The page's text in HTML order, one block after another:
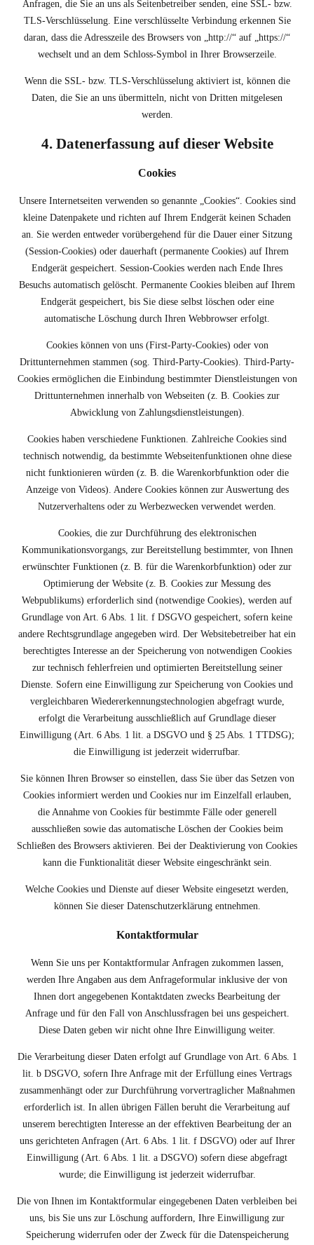
Anfragen, die Sie an uns als Seitenbetreiber senden, eine SSL- bzw.
TLS-Verschlüsselung. Eine verschlüsselte Verbindung erkennen Sie
daran, dass die Adresszeile des Browsers von „http://“ auf „https://“
wechselt und an dem Schloss-Symbol in Ihrer Browserzeile.
Wenn die SSL- bzw. TLS-Verschlüsselung aktiviert ist, können die
Daten, die Sie an uns übermitteln, nicht von Dritten mitgelesen
werden.
4. Datenerfassung auf dieser Website
Cookies
Unsere Internetseiten verwenden so genannte „Cookies“. Cookies sind
kleine Datenpakete und richten auf Ihrem Endgerät keinen Schaden
an. Sie werden entweder vorübergehend für die Dauer einer Sitzung
(Session-Cookies) oder dauerhaft (permanente Cookies) auf Ihrem
Endgerät gespeichert. Session-Cookies werden nach Ende Ihres
Besuchs automatisch gelöscht. Permanente Cookies bleiben auf Ihrem
Endgerät gespeichert, bis Sie diese selbst löschen oder eine
automatische Löschung durch Ihren Webbrowser erfolgt.
Cookies können von uns (First-Party-Cookies) oder von
Drittunternehmen stammen (sog. Third-Party-Cookies). Third-Party-
Cookies ermöglichen die Einbindung bestimmter Dienstleistungen von
Drittunternehmen innerhalb von Webseiten (z. B. Cookies zur
Abwicklung von Zahlungsdienstleistungen).
Cookies haben verschiedene Funktionen. Zahlreiche Cookies sind
technisch notwendig, da bestimmte Webseitenfunktionen ohne diese
nicht funktionieren würden (z. B. die Warenkorbfunktion oder die
Anzeige von Videos). Andere Cookies können zur Auswertung des
Nutzerverhaltens oder zu Werbezwecken verwendet werden.
Cookies, die zur Durchführung des elektronischen
Kommunikationsvorgangs, zur Bereitstellung bestimmter, von Ihnen
erwünschter Funktionen (z. B. für die Warenkorbfunktion) oder zur
Optimierung der Website (z. B. Cookies zur Messung des
Webpublikums) erforderlich sind (notwendige Cookies), werden auf
Grundlage von Art. 6 Abs. 1 lit. f DSGVO gespeichert, sofern keine
andere Rechtsgrundlage angegeben wird. Der Websitebetreiber hat ein
berechtigtes Interesse an der Speicherung von notwendigen Cookies
zur technisch fehlerfreien und optimierten Bereitstellung seiner
Dienste. Sofern eine Einwilligung zur Speicherung von Cookies und
vergleichbaren Wiedererkennungstechnologien abgefragt wurde,
erfolgt die Verarbeitung ausschließlich auf Grundlage dieser
Einwilligung (Art. 6 Abs. 1 lit. a DSGVO und § 25 Abs. 1 TTDSG);
die Einwilligung ist jederzeit widerrufbar.
Sie können Ihren Browser so einstellen, dass Sie über das Setzen von
Cookies informiert werden und Cookies nur im Einzelfall erlauben,
die Annahme von Cookies für bestimmte Fälle oder generell
ausschließen sowie das automatische Löschen der Cookies beim
Schließen des Browsers aktivieren. Bei der Deaktivierung von Cookies
kann die Funktionalität dieser Website eingeschränkt sein.
Welche Cookies und Dienste auf dieser Website eingesetzt werden,
können Sie dieser Datenschutzerklärung entnehmen.
Kontaktformular
Wenn Sie uns per Kontaktformular Anfragen zukommen lassen,
werden Ihre Angaben aus dem Anfrageformular inklusive der von
Ihnen dort angegebenen Kontaktdaten zwecks Bearbeitung der
Anfrage und für den Fall von Anschlussfragen bei uns gespeichert.
Diese Daten geben wir nicht ohne Ihre Einwilligung weiter.
Die Verarbeitung dieser Daten erfolgt auf Grundlage von Art. 6 Abs. 1
lit. b DSGVO, sofern Ihre Anfrage mit der Erfüllung eines Vertrags
zusammenhängt oder zur Durchführung vorvertraglicher Maßnahmen
erforderlich ist. In allen übrigen Fällen beruht die Verarbeitung auf
unserem berechtigten Interesse an der effektiven Bearbeitung der an
uns gerichteten Anfragen (Art. 6 Abs. 1 lit. f DSGVO) oder auf Ihrer
Einwilligung (Art. 6 Abs. 1 lit. a DSGVO) sofern diese abgefragt
wurde; die Einwilligung ist jederzeit widerrufbar.
Die von Ihnen im Kontaktformular eingegebenen Daten verbleiben bei
uns, bis Sie uns zur Löschung auffordern, Ihre Einwilligung zur
Speicherung widerrufen oder der Zweck für die Datenspeicherung